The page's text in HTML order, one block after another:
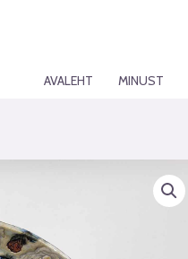
AVALEHT MINUST